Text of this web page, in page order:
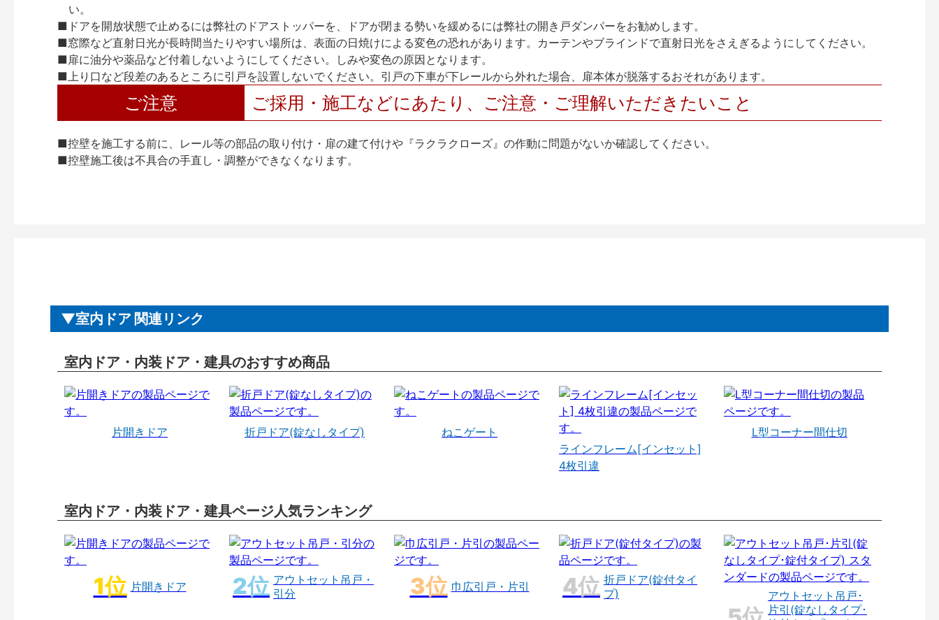
い。
■ドアを開放状態で止めるには弊社のドアストッパーを、ドアが閉まる勢いを緩めるには弊社の開き戸ダンパーをお勧めします。
■窓際など直射日光が長時間当たりやすい場所は、表面の日焼けによる変色の恐れがあります。カーテンやブラインドで直射日光をさえぎるようにしてください。
■扉に油分や薬品など付着しないようにしてください。しみや変色の原因となります。
■上り口など段差のあるところに引戸を設置しないでください。引戸の下車が下レールから外れた場合、扉本体が脱落するおそれがあります。
ご注意 ご採用・施工などにあたり、ご注意・ご理解いただきたいこと
■控壁を施工する前に、レール等の部品の取り付け・扉の建て付けや『ラクラクローズ』の作動に問題がないか確認してください。
■控壁施工後は不具合の手直し・調整ができなくなります。
室内ドア 関連リンク
室内ドア・内装ドア・建具のおすすめ商品
片開きドア 折戸ドア(錠なしタイプ)
ねこゲート
ラインフレーム[インセット]
4枚引違
L型コーナー間仕切
室内ドア・内装ドア・建具ページ人気ランキング
片開きドア
アウトセット吊戸・
引分
巾広引戸・片引
折戸ドア(錠付タイ
プ)
アウトセット吊戸･
片引(錠なしタイプ･